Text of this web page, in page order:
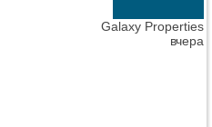
Galaxy Properties
вчера